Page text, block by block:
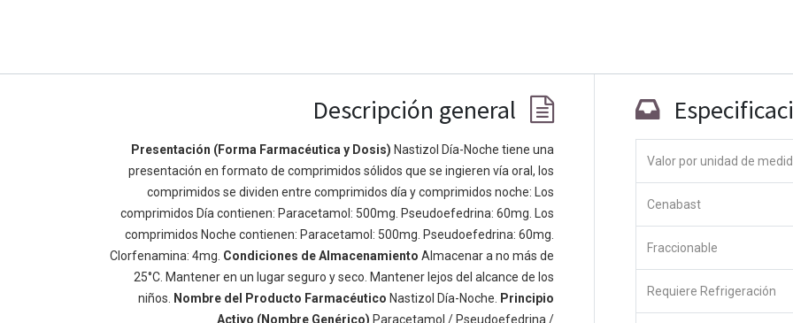
Descripción general
Presentación (Forma Farmacéutica y Dosis) Nastizol Día-Noche tiene una
presentación en formato de comprimidos sólidos que se ingieren vía oral, los
comprimidos se dividen entre comprimidos día y comprimidos noche: Los
comprimidos Día contienen: Paracetamol: 500mg. Pseudoefedrina: 60mg. Los
comprimidos Noche contienen: Paracetamol: 500mg. Pseudoefedrina: 60mg.
Clorfenamina: 4mg. Condiciones de Almacenamiento Almacenar a no más de
25°C. Mantener en un lugar seguro y seco. Mantener lejos del alcance de los
niños.
Nombre del Producto Farmacéutico Nastizol Día-Noche.
Principio
Activo (Nombre Genérico) Paracetamol / Pseudoefedrina /
Valor por unidad de
Cenabast
Fraccionable
Requiere Refrigeración
Enlaces de Ínteres
Inicio
Acerca de
Productos
Servicios
Política de privacidad
Acerca de
Somos un equipo de personas apasionadas cuyo objetivo es
mejorar la vida de todos a través de productos disruptivos.
Construimos grandes productos para resolver sus problemas
de negocio. Nuestros productos están diseñados para
pequeñas y medianas empresas dispuestas a optimizar su
rendimiento.